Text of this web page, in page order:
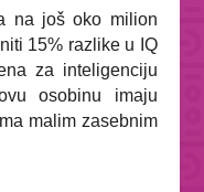
na još oko milion
15% razlike u IQ
za inteligenciju
osobinu imaju
malim zasebnim